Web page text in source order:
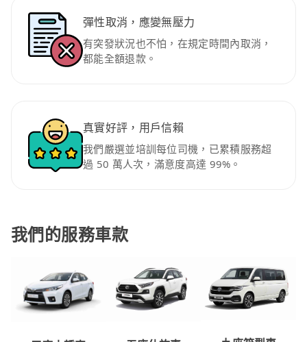
彈性取消，應變無壓力
有突發狀況也不怕，在規定時間內取消，
都能全額退款。
真實好評，用戶信賴
我們嚴選並培訓每位司機，已累積服務超
過 50 萬人次，滿意度高達 99%。
我們的服務車款